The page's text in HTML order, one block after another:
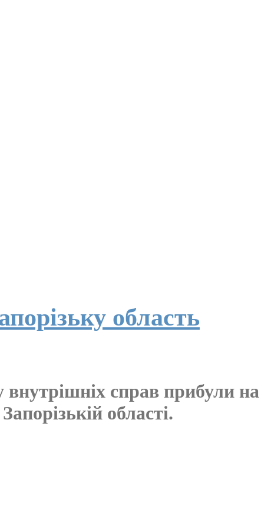
область
внутрішніх справ прибули на
області.